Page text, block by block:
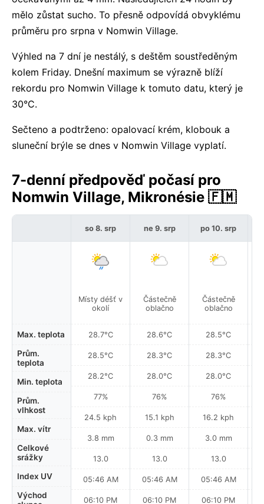
mělo zůstat sucho. To přesně odpovídá obvyklému
průměru pro srpna v Nomwin Village.
Výhled na 7 dní je nestálý, s deštěm soustředěným
kolem Friday. Dnešní maximum se výrazně blíží
rekordu pro Nomwin Village k tomuto datu, který je
30°C.
Sečteno a podtrženo: opalovací krém, klobouk a
sluneční brýle se dnes v Nomwin Village vyplatí.
7-denní předpověď počasí pro
Nomwin Village, Mikronésie 🇫🇲
Max. teplota
Prům.
teplota
Min. teplota
Prům.
vlhkost
Max. vítr
Celkové
srážky
Index UV
Východ
so 8. srp
Místy déšť v
okolí
28.7°C
28.5°C
28.2°C
77%
24.5 kph
3.8 mm
13.0
05:46 AM
06:10 PM
ne 9. srp
Částečně
oblačno
28.6°C
28.3°C
28.0°C
76%
15.1 kph
0.3 mm
13.0
05:46 AM
06:10 PM
po 10. srp
Částečně
oblačno
28.5°C
28.3°C
28.0°C
76%
16.2 kph
3.0 mm
13.0
05:46 AM
06:10 PM